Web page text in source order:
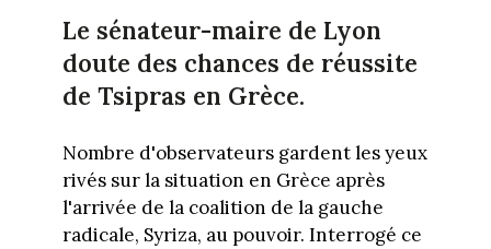
Le sénateur-maire de Lyon
doute des chances de réussite
de Tsipras en Grèce.
Nombre d'observateurs gardent les yeux
rivés sur la situation en Grèce après
l'arrivée de la coalition de la gauche
radicale, Syriza, au pouvoir. Interrogé ce